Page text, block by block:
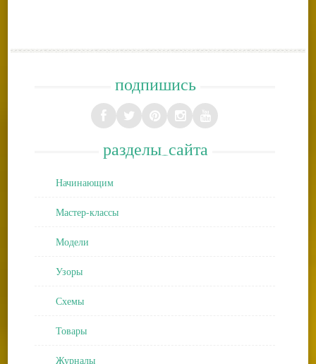
подпишись
разделы_сайта
Начинающим
Мастер-классы
Модели
Узоры
Схемы
Товары
Журналы